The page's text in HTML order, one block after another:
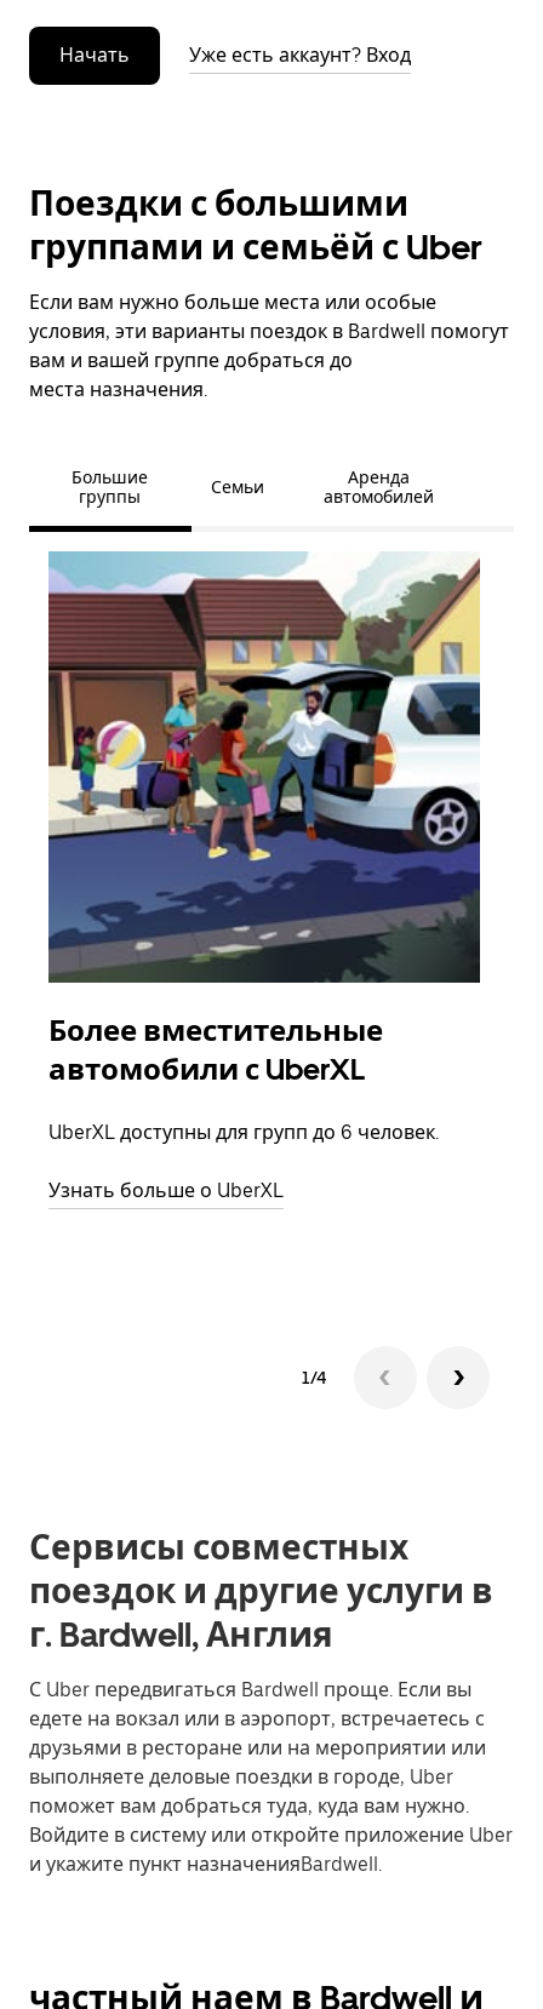
Начать Уже есть аккаунт? Вход
Поездки с большими
группами и семьёй с Uber
Если вам нужно больше места или особые
условия, эти варианты поездок в Bardwell помогут
вам и вашей группе добраться до
места назначения.
Большие
группы
Семьи
Аренда
автомобилей
Более вместительные
автомобили с UberXL
UberXL доступны для групп до 6 человек.
Узнать больше о UberXL
1/4
Сервисы совместных
поездок и другие услуги в
г. Bardwell, Англия
С Uber передвигаться Bardwell проще. Если вы
едете на вокзал или в аэропорт, встречаетесь с
друзьями в ресторане или на мероприятии или
выполняете деловые поездки в городе, Uber
поможет вам добраться туда, куда вам нужно.
Войдите в систему или откройте приложение Uber
и укажите пункт назначенияBardwell.
частный наем в Bardwell и